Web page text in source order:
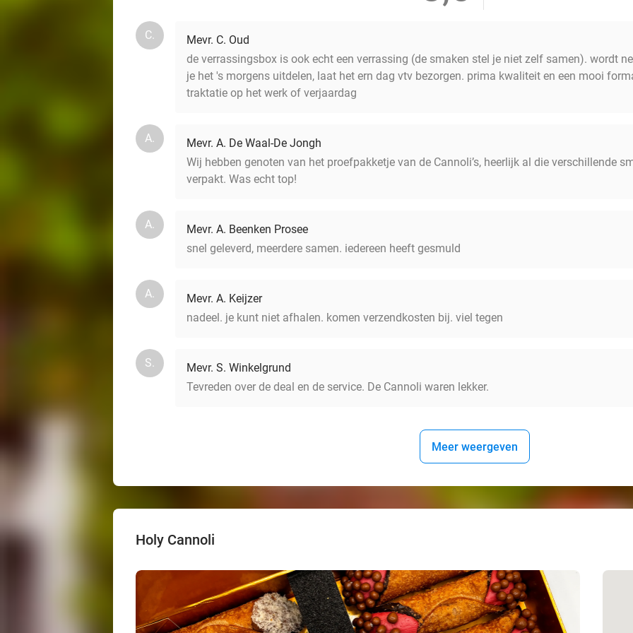
C.
Mevr. C. Oud
de verrassingsbox is ook echt een verrassing (de smaken stel je niet zelf samen). wordt
je het 's morgens uitdelen, laat het ern dag vtv bezorgen. prima kwaliteit en een mooi
traktatie op het werk of verjaardag
A.
Mevr. A. De Waal-De Jongh
Wij hebben genoten van het proefpakketje van de Cannoli’s, heerlijk al die verschillende
verpakt. Was echt top!
A.
Mevr. A. Beenken Prosee
snel geleverd, meerdere samen. iedereen heeft gesmuld
A.
Mevr. A. Keijzer
nadeel. je kunt niet afhalen. komen verzendkosten bij. viel tegen
S.
Mevr. S. Winkelgrund
Tevreden over de deal en de service. De Cannoli waren lekker.
Meer weergeven
Holy Cannoli